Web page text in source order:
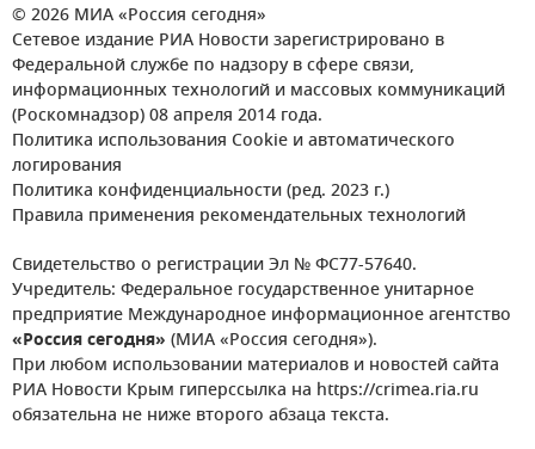
© 2026 МИА «Россия сегодня»
Сетевое издание РИА Новости зарегистрировано в
Федеральной службе по надзору в сфере связи,
информационных технологий и массовых коммуникаций
(Роскомнадзор) 08 апреля 2014 года.
Политика использования Cookie и автоматического
логирования
Политика конфиденциальности (ред. 2023 г.)
Правила применения рекомендательных технологий
Свидетельство о регистрации Эл № ФС77-57640.
Учредитель: Федеральное государственное унитарное
предприятие Международное информационное агентство
«Россия сегодня» (МИА «Россия сегодня»).
При любом использовании материалов и новостей сайта
РИА Новости Крым гиперссылка на https://crimea.ria.ru
обязательна не ниже второго абзаца текста.